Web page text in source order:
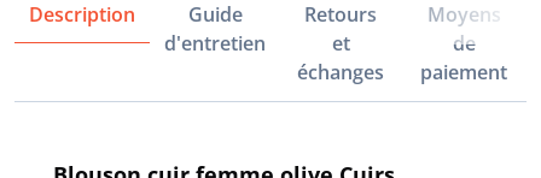
Description
Guide
d'entretien
Retours
et
échanges
Moyens
de
paiement